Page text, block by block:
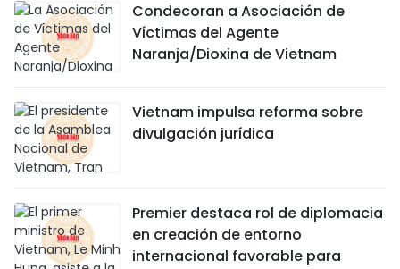
Condecoran a Asociación de
Víctimas del Agente
Naranja/Dioxina de Vietnam
Vietnam impulsa reforma sobre
divulgación jurídica
Premier destaca rol de diplomacia
en creación de entorno
internacional favorable para